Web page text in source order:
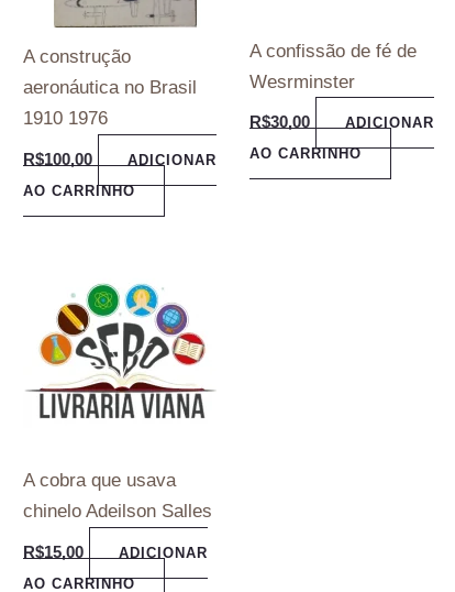
A construção
aeronáutica no Brasil
1910 1976
R$100,00
ADICIONAR
AO CARRINHO
A confissão de fé de
Wesrminster
R$30,00
ADICIONAR
AO CARRINHO
A cobra que usava
chinelo Adeilson Salles
R$15,00
ADICIONAR
AO CARRINHO